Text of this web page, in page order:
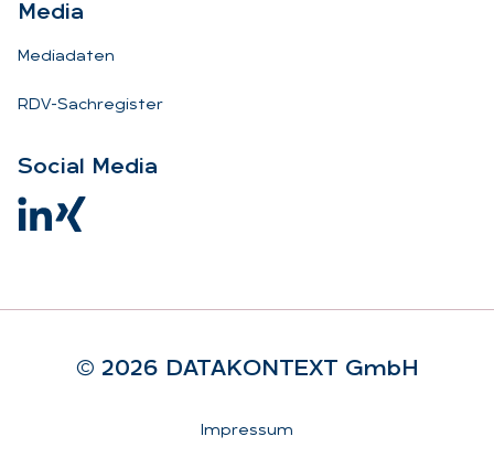
Me­dia
Mediadaten
RDV-Sachregister
So­ci­al Me­dia
© 2026 DA­TA­KON­TEXT GmbH
Impressum